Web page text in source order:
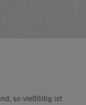
so vielfältig ist